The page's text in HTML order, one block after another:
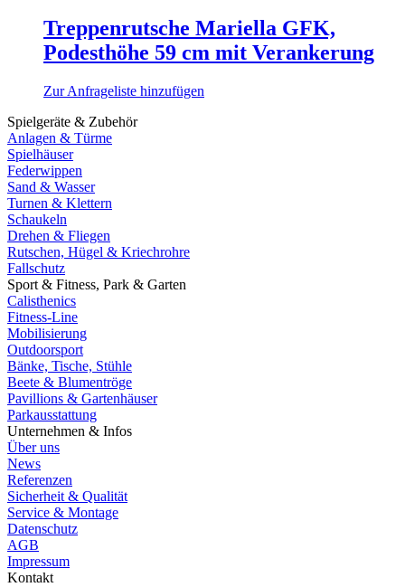
Treppenrutsche Mariella GFK,
Podesthöhe 59 cm mit Verankerung
Zur Anfrageliste hinzufügen
Spielgeräte & Zubehör
Anlagen & Türme
Spielhäuser
Federwippen
Sand & Wasser
Turnen & Klettern
Schaukeln
Drehen & Fliegen
Rutschen, Hügel & Kriechrohre
Fallschutz
Sport & Fitness, Park & Garten
Calisthenics
Fitness-Line
Mobilisierung
Outdoorsport
Bänke, Tische, Stühle
Beete & Blumentröge
Pavillions & Gartenhäuser
Parkausstattung
Unternehmen & Infos
Über uns
News
Referenzen
Sicherheit & Qualität
Service & Montage
Datenschutz
AGB
Impressum
Kontakt